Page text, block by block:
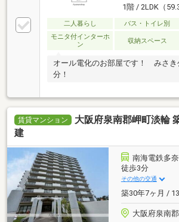
1階 / 2LDK（
二人暮らし バス・トイレ別
モニタ付インターホ
ン
収納スペース
オール電化のお部屋です！ みさき
分！
賃貸マンション
大阪府泉南郡岬町淡輪
建
南海電鉄多
徒歩3分
その他の交通
築30年7ヶ月 /
大阪府泉南